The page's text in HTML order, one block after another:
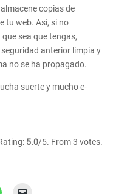
copias de
tu web. Así, si no
sea que tengas,
anterior limpia y
no se ha propagado.
suerte y mucho e-
5.0/5. From 3 votes.